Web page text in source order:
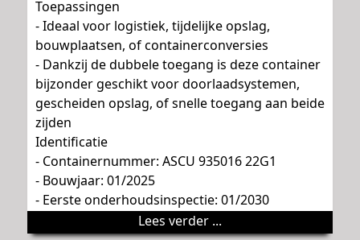
Toepassingen
- Ideaal voor logistiek, tijdelijke opslag,
bouwplaatsen, of containerconversies
- Dankzij de dubbele toegang is deze container
bijzonder geschikt voor doorlaadsystemen,
gescheiden opslag, of snelle toegang aan beide
zijden
Identificatie
- Containernummer: ASCU 935016 22G1
- Bouwjaar: 01/2025
- Eerste onderhoudsinspectie: 01/2030
Lees verder ...